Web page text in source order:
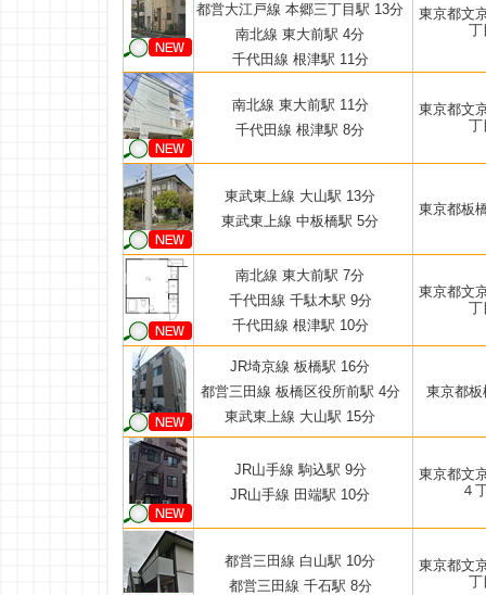
都営大江戸線 本郷三丁目駅 13分
南北線 東大前駅 4分
千代田線 根津駅 11分
東京都文
丁
南北線 東大前駅 11分
千代田線 根津駅 8分
東京都文
丁
東武東上線 大山駅 13分
東武東上線 中板橋駅 5分
東京都板
南北線 東大前駅 7分
千代田線 千駄木駅 9分
千代田線 根津駅 10分
東京都文
丁
JR埼京線 板橋駅 16分
都営三田線 板橋区役所前駅 4分
東武東上線 大山駅 15分
東京都
JR山手線 駒込駅 9分
JR山手線 田端駅 10分
東京都文
４
都営三田線 白山駅 10分
都営三田線 千石駅 8分
東京都文
丁